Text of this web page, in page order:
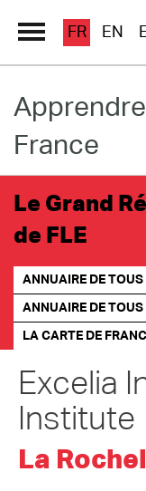
Grand
Immersion
Le français
Les pages PRO
FR EN
France
Le Grand
de FLE
ANNUAIRE DE TOUS
ANNUAIRE DE
LA CARTE DE
Excelia
Institute
La